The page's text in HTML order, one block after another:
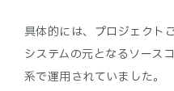
具体的には、プロジェクト
システムの元となるソース
系で運用されていました。